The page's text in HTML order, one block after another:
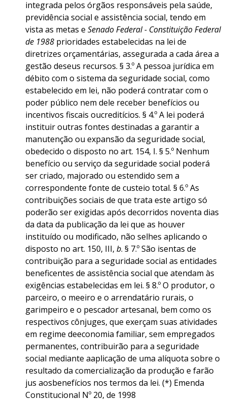
integrada pelos órgãos responsáveis pela saúde,
previdência social e assistência social, tendo em
vista as metas e Senado Federal - Constituição Federal
de 1988 prioridades estabelecidas na lei de
diretrizes orçamentárias, assegurada a cada área a
gestão deseus recursos. § 3.º A pessoa jurídica em
débito com o sistema da seguridade social, como
estabelecido em lei, não poderá contratar com o
poder público nem dele receber benefícios ou
incentivos fiscais oucreditícios. § 4.º A lei poderá
instituir outras fontes destinadas a garantir a
manutenção ou expansão da seguridade social,
obedecido o disposto no art. 154, I. § 5.º Nenhum
benefício ou serviço da seguridade social poderá
ser criado, majorado ou estendido sem a
correspondente fonte de custeio total. § 6.º As
contribuições sociais de que trata este artigo só
poderão ser exigidas após decorridos noventa dias
da data da publicação da lei que as houver
instituído ou modificado, não selhes aplicando o
disposto no art. 150, III, b. § 7.º São isentas de
contribuição para a seguridade social as entidades
beneficentes de assistência social que atendam às
exigências estabelecidas em lei. § 8.º O produtor, o
parceiro, o meeiro e o arrendatário rurais, o
garimpeiro e o pescador artesanal, bem como os
respectivos cônjuges, que exerçam suas atividades
em regime deeconomia familiar, sem empregados
permanentes, contribuirão para a seguridade
social mediante aaplicação de uma alíquota sobre o
resultado da comercialização da produção e farão
jus aosbenefícios nos termos da lei. (*) Emenda
Constitucional Nº 20, de 1998